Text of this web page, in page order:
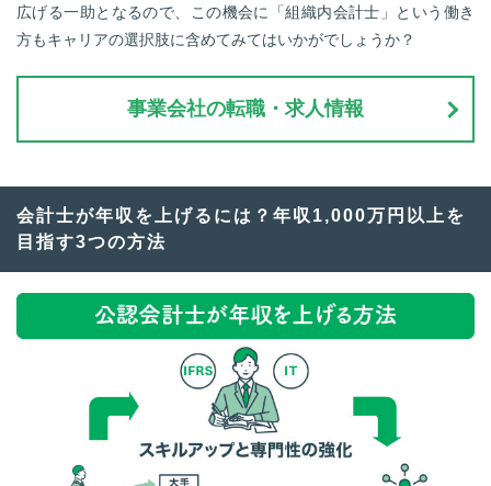
広げる一助となるので、この機会に「組織内会計士」という働き
方もキャリアの選択肢に含めてみてはいかがでしょうか？
事業会社の転職・求人情報
会計士が年収を上げるには？年収1,000万円以上を
目指す3つの方法